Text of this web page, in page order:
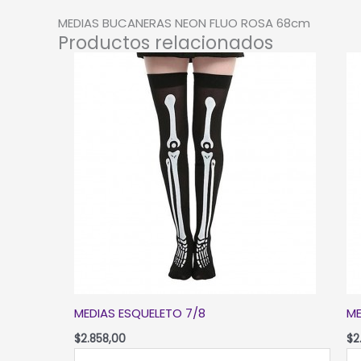
MEDIAS BUCANERAS NEON FLUO ROSA 68cm
Productos relacionados
MEDIAS ESQUELETO 7/8
$2.858,00 $